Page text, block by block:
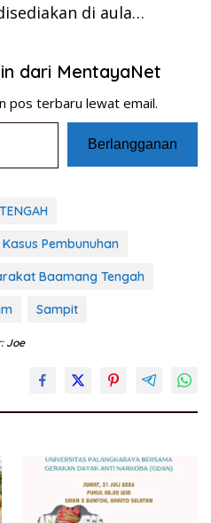
di aula…
dari MentayaNet
pos terbaru lewat email.
Berlangganan
Kasus Pembunuhan
Baamang Tengah
Sampit
Joe